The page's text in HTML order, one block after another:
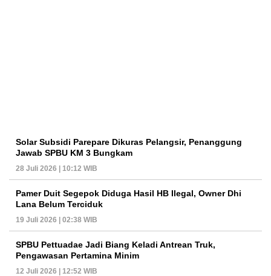
Solar Subsidi Parepare Dikuras Pelangsir, Penanggung
Jawab SPBU KM 3 Bungkam
28 Juli 2026 | 10:12 WIB
Pamer Duit Segepok Diduga Hasil HB Ilegal, Owner Dhi
Lana Belum Terciduk
19 Juli 2026 | 02:38 WIB
SPBU Pettuadae Jadi Biang Keladi Antrean Truk,
Pengawasan Pertamina Minim
12 Juli 2026 | 12:52 WIB